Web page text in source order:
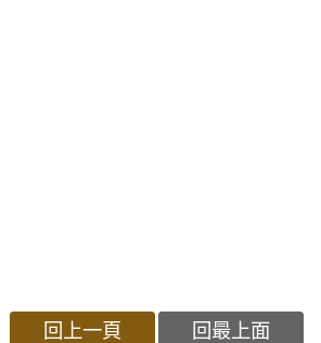
回上一頁 回最上面